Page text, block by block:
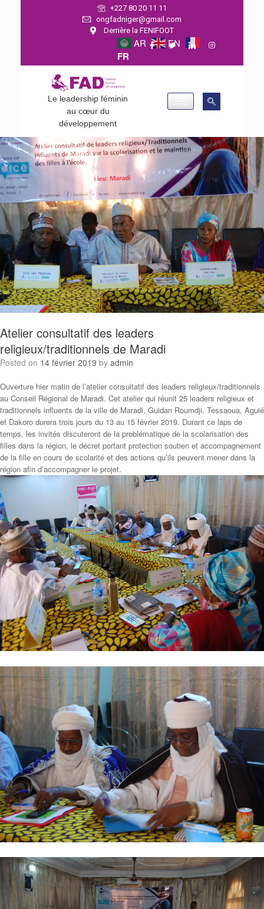
+227 80 20 11 11
ongfadniger@gmail.com
Derrière la FENIFOOT
AR EN
FR
Le leadership féminin
au cœur du
développement
Atelier consultatif des leaders
religieux/traditionnels de Maradi
Posted on 14 février 2019 by admin
Ouverture hier matin de l’atelier consultatif des leaders religieux/traditionnels
au Conseil Régional de Maradi. Cet atelier qui réunit 25 leaders religieux et
traditionnels influents de la ville de Maradi, Guidan Roumdji, Tessaoua, Aguié
et Dakoro durera trois jours du 13 au 15 février 2019. Durant ce laps de
temps, les invités discuteront de la problématique de la scolarisation des
filles dans la région, le décret portant protection soutien et accompagnement
de la fille en cours de scolarité et des actions qu’ils peuvent mener dans la
région afin d’accompagner le projet.